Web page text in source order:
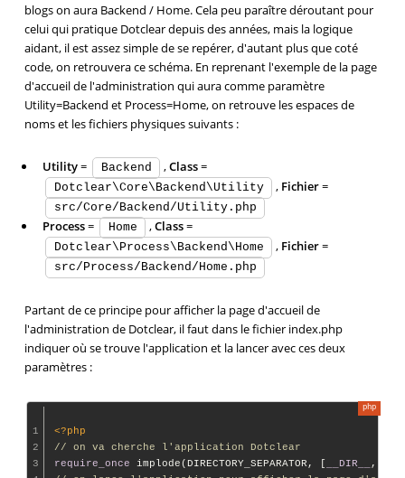
blogs on aura Backend / Home. Cela peu paraître déroutant pour
celui qui pratique Dotclear depuis des années, mais la logique
aidant, il est assez simple de se repérer, d'autant plus que coté
code, on retrouvera ce schéma. En reprenant l'exemple de la page
d'accueil de l'administration qui aura comme paramètre
Utility=Backend et Process=Home, on retrouve les espaces de
noms et les fichiers physiques suivants :
Utility= Backend ,Class=
Dotclear\Core\Backend\Utility , Fichier=
src/Core/Backend/Utility.php
Process= Home ,Class=
Dotclear\Process\Backend\Home , Fichier=
src/Process/Backend/Home.php
Partant de ce principe pour afficher la page d'accueil de
l'administration de Dotclear, il faut dans le fichier index.php
indiquer où se trouve l'application et la lancer avec ces deux
paramètres :
1
2
3
<?php
// on va cherche l'application Dotclear
require_once implode(DIRECTORY_SEPARATOR, [ __DIR__ ,